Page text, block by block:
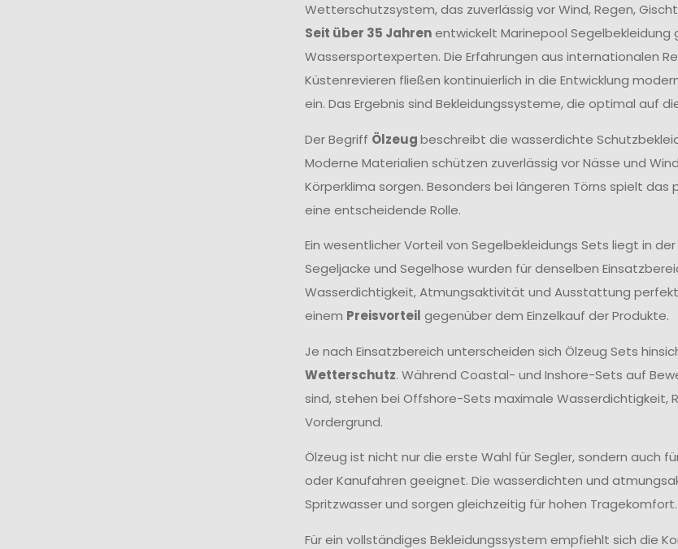
Wetterschutzsystem, das zuverlässig vor Wind, Regen,
Seit über 35 Jahrenentwickelt Marinepool Segelbekleidung
Wassersportexperten. Die Erfahrungen aus internationalen
Küstenrevieren fließen kontinuierlich in die Entwicklung
ein. Das Ergebnis sind Bekleidungssysteme, die optimal auf
Der Begriff Ölzeugbeschreibt die wasserdichte
Moderne Materialien schützen zuverlässig vor Nässe und
Körperklima sorgen. Besonders bei längeren Törns spielt
eine entscheidende Rolle.
Ein wesentlicher Vorteil von Segelbekleidungs Sets liegt in
Segeljacke und Segelhose wurden für denselben
Wasserdichtigkeit, Atmungsaktivität und Ausstattung
einem Preisvorteil gegenüber dem Einzelkauf der Produkte.
Je nach Einsatzbereich unterscheiden sich Ölzeug Sets
Wetterschutz. Während Coastal- und Inshore-Sets auf
sind, stehen bei Offshore-Sets maximale
Vordergrund.
Ölzeug ist nicht nur die erste Wahl für Segler, sondern auch
oder Kanufahren geeignet. Die wasserdichten und
Spritzwasser und sorgen gleichzeitig für hohen Tragekomfort.
Für ein vollständiges Bekleidungssystem empfiehlt sich die